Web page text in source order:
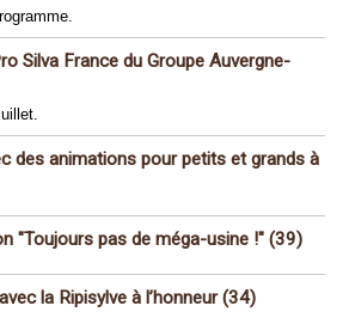
Silva France du Groupe Auvergne-
des animations pour petits et grands à
"Toujours pas de méga-usine !" (39)
la Ripisylve à l’honneur (34)